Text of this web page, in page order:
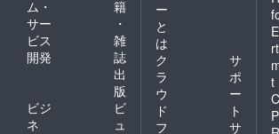
ム・
サー
ビス
開発
籍
・
雑
誌
出
版
ビジ
ネ
ビ
ュ
ー
と
は
ク
ラ
ウ
ド
フ
サ
ポ
ー
ト
サ
t